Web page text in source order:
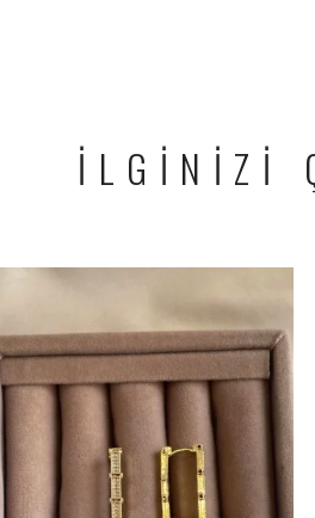
İLGİNİZİ